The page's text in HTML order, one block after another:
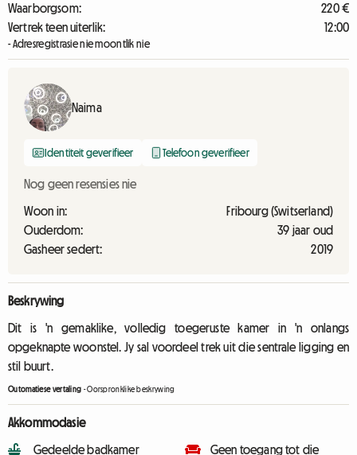
Waarborgsom:
220 €
Vertrek teen uiterlik:
12:00
- Adresregistrasie nie moontlik nie
Naima
Identiteit geverifieer Telefoon geverifieer
Nog geen resensies nie
Woon in:
Fribourg (Switserland)
Ouderdom:
39 jaar oud
Gasheer sedert:
2019
Beskrywing
Dit is 'n gemaklike, volledig toegeruste kamer in 'n onlangs
opgeknapte woonstel. Jy sal voordeel trek uit die sentrale ligging en
stil buurt.
Outomatiese vertaling -Oorspronklike beskrywing
Akkommodasie
Gedeelde badkamer
Geen toegang tot die